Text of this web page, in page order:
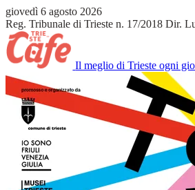
giovedì 6 agosto 2026
Reg. Tribunale di Trieste n. 17/2018 Dir.
Il meglio di Trieste ogni